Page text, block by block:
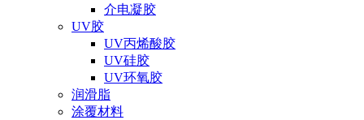
介电凝胶
UV胶
UV丙烯酸胶
UV硅胶
UV环氧胶
润滑脂
涂覆材料